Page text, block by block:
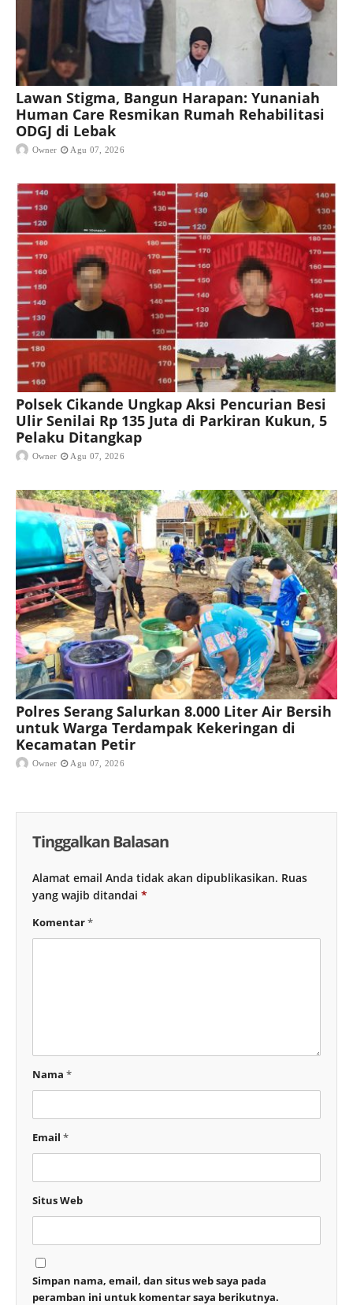
Lawan Stigma, Bangun Harapan: Yunaniah
Human Care Resmikan Rumah Rehabilitasi
ODGJ di Lebak
Owner Agu 07, 2026
Polsek Cikande Ungkap Aksi Pencurian Besi
Ulir Senilai Rp 135 Juta di Parkiran Kukun, 5
Pelaku Ditangkap
Owner Agu 07, 2026
Polres Serang Salurkan 8.000 Liter Air Bersih
untuk Warga Terdampak Kekeringan di
Kecamatan Petir
Owner Agu 07, 2026
Tinggalkan Balasan
Alamat email Anda tidak akan dipublikasikan. Ruas
yang wajib ditandai *
Komentar*
Nama *
Email *
Situs Web
Simpan nama, email, dan situs web saya pada
peramban ini untuk komentar saya berikutnya.